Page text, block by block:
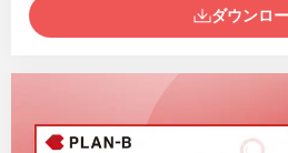
ダウンロ